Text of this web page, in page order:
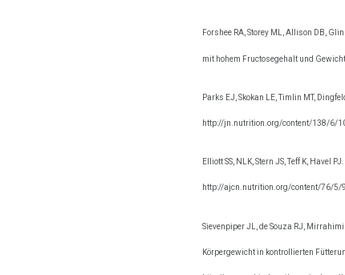
Forshee RA, Storey ML, Allison DB,
mit hohem Fructosegehalt und
Parks EJ, Skokan LE, Timlin MT,
http://jn.nutrition.org/content/138/6/
Elliott SS, NLK, Stern JS, Teff K, Havel PJ.
http://ajcn.nutrition.org/content/76/5/
Sievenpiper JL, de Souza RJ, Mirrahimi
Körpergewicht in kontrollierten